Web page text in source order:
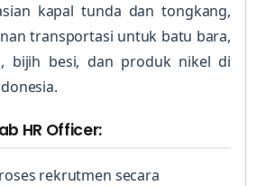
kapal tunda dan tongkang,
transportasi untuk batu bara,
bijih besi, dan produk nikel di
HR Officer:
rekrutmen secara